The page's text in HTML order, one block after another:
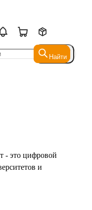
Найти
Найти
- это цифровой
и